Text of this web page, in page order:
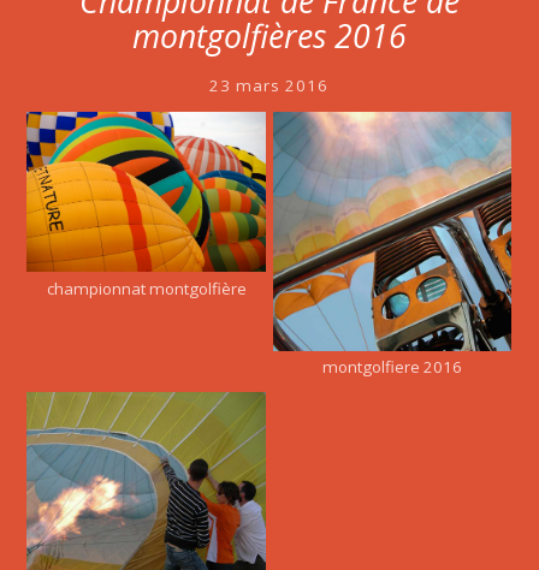
montgolfières 2016
23 mars 2016
championnat montgolfière
montgolfiere 2016